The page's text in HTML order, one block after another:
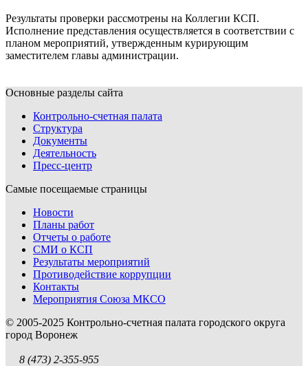
Результаты проверки рассмотрены на Коллегии КСП.
Исполнение представления осуществляется в соответствии с
планом мероприятий, утвержденным курирующим
заместителем главы администрации.
Основные разделы сайта
Контрольно-счетная палата
Структура
Документы
Деятельность
Пресс-центр
Самые посещаемые страницы
Новости
Планы работ
Отчеты о работе
СМИ о КСП
Результаты мероприятий
Противодействие коррупции
Контакты
Мероприятия Союза МКСО
© 2005-2025 Контрольно-счетная палата городского округа
город Воронеж
8 (473) 2-355-955